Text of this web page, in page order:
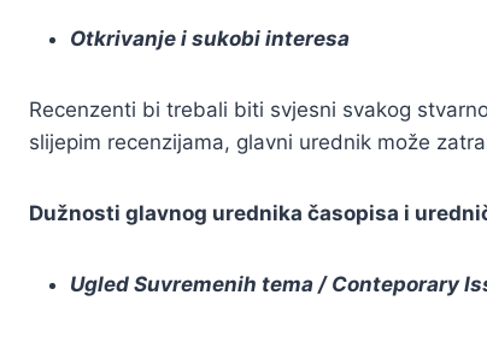
Otkrivanje i sukobi interesa
Recenzenti bi trebali biti svjesni svakog
slijepim recenzijama, glavni urednik može
Dužnosti glavnog urednika časopisa i
Ugled Suvremenih tema / Conteporary